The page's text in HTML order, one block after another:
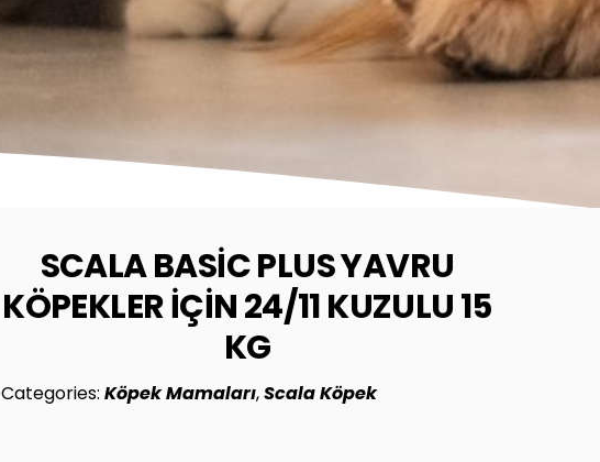
SCALA BASIC PLUS YAVRU
KÖPEKLER IÇIN 24/11 KUZULU 15
KG
Categories: Köpek Mamaları,Scala Köpek